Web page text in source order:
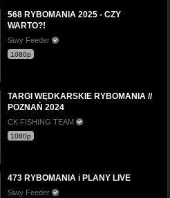
568 RYBOMANIA 2025 - CZY
WARTO?!
Siwy Feeder
1080p
TARGI WĘDKARSKIE RYBOMANIA //
POZNAŃ 2024
CK FISHING TEAM
1080p
473 RYBOMANIA i PLANY LIVE
Siwy Feeder